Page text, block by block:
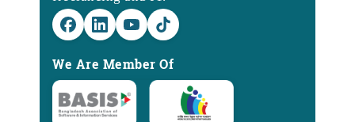
We Are Member Of